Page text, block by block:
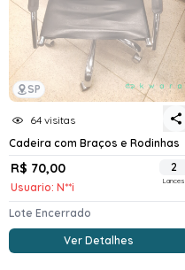
SP
64 visitas
Cadeira com Braços e Rodinhas
R$ 70,00
Usuario: N**i
2
Lances
Lote Encerrado
Ver Detalhes